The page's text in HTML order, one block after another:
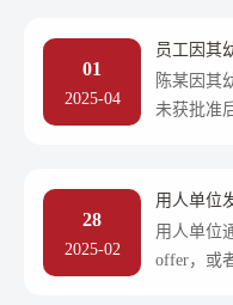
将直接关
此，当劳
当如何处
01
2025-04
员工因其
为由解雇
陈某因其
未获批准
由解除劳
28
2025-02
用人单位
约责任吗
用人单位
offer，或